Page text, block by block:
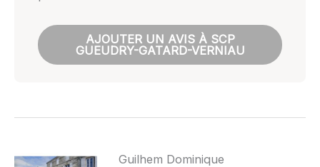
AJOUTER UN AVIS À SCP
GUEUDRY-GATARD-VERNIAU
Guilhem Dominique